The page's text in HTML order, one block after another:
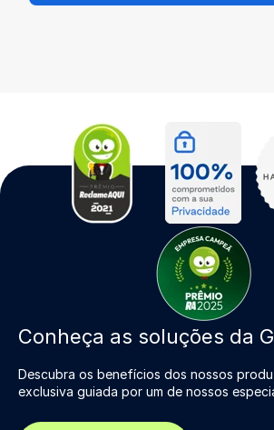
Conheça as soluções da
Descubra os benefícios dos nossos
exclusiva guiada por um de nossos